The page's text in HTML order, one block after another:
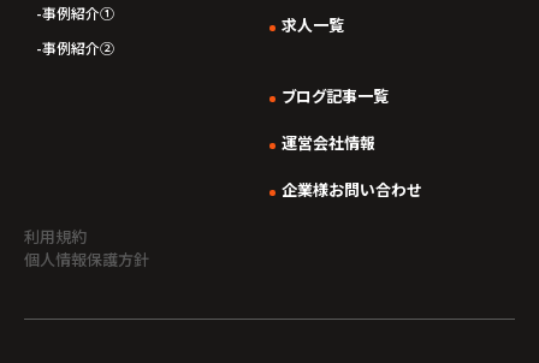
事例紹介①
事例紹介②
求人一覧
ブログ記事一覧
運営会社情報
企業様お問い合わせ
利用規約
個人情報保護方針